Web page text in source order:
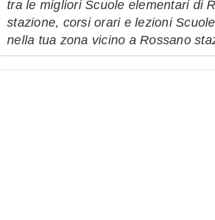
tra le migliori Scuole elementari di
stazione, corsi orari e lezioni
nella tua zona vicino a Rossano